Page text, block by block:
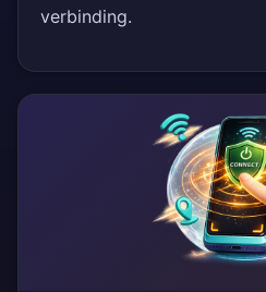
verbinding.